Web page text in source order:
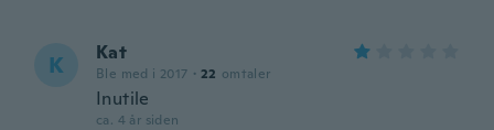
K Kat
Ble med i 2017 · 22 omtaler
Inutile
ca. 4 år siden